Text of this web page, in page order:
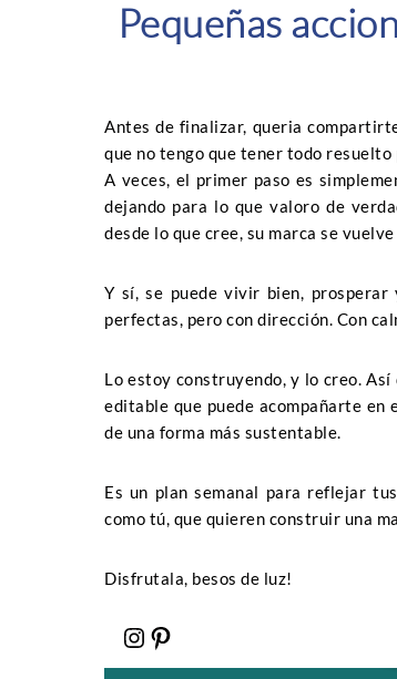
Pequeñas
Antes de finalizar, queria
que no tengo que tener todo resuelto
A veces, el primer paso es
dejando para lo que valoro de
desde lo que cree, su marca se vuelve
Y sí, se puede vivir bien,
perfectas, pero con dirección. Con
Lo estoy construyendo, y lo creo.
editable que puede acompañarte en
de una forma más sustentable.
Es un plan semanal para reflejar
como tú, que quieren construir una
Disfrutala, besos de luz!
Instagram
Pinterest